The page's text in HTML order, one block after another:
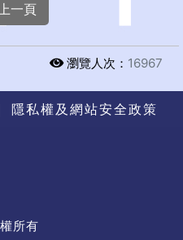
一頁
瀏覽人次： 16967
隱私權及網站安全政策
所有